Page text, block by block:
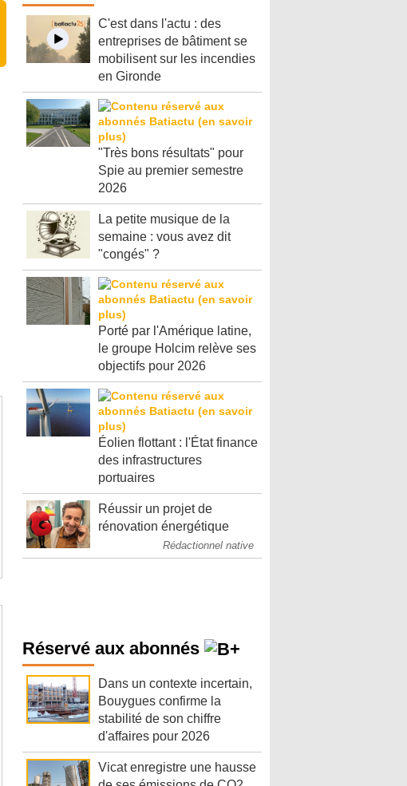
C'est dans l'actu : des
entreprises de bâtiment se
mobilisent sur les incendies
en Gironde
"Très bons résultats" pour
Spie au premier semestre
2026
La petite musique de la
semaine : vous avez dit
"congés" ?
Porté par l'Amérique latine,
le groupe Holcim relève ses
objectifs pour 2026
Éolien flottant : l'État finance
des infrastructures
portuaires
Réussir un projet de
rénovation énergétique
Rédactionnel native
Réservé aux abonnés
Dans un contexte incertain,
Bouygues confirme la
stabilité de son chiffre
d'affaires pour 2026
Vicat enregistre une hausse